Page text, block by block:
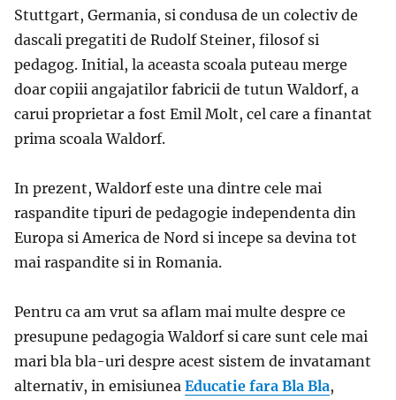
Stuttgart, Germania, si condusa de un colectiv de
dascali pregatiti de Rudolf Steiner, filosof si
pedagog. Initial, la aceasta scoala puteau merge
doar copiii angajatilor fabricii de tutun Waldorf, a
carui proprietar a fost Emil Molt, cel care a finantat
prima scoala Waldorf.
In prezent, Waldorf este una dintre cele mai
raspandite tipuri de pedagogie independenta din
Europa si America de Nord si incepe sa devina tot
mai raspandite si in Romania.
Pentru ca am vrut sa aflam mai multe despre ce
presupune pedagogia Waldorf si care sunt cele mai
mari bla bla-uri despre acest sistem de invatamant
alternativ, in emisiunea Educatie fara Bla Bla,